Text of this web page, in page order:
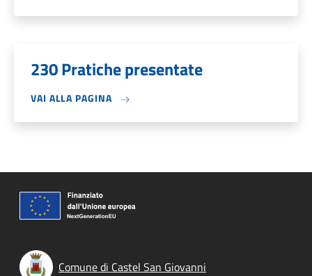
230 Pratiche presentate
VAI ALLA PAGINA
Comune di Castel San Giovanni